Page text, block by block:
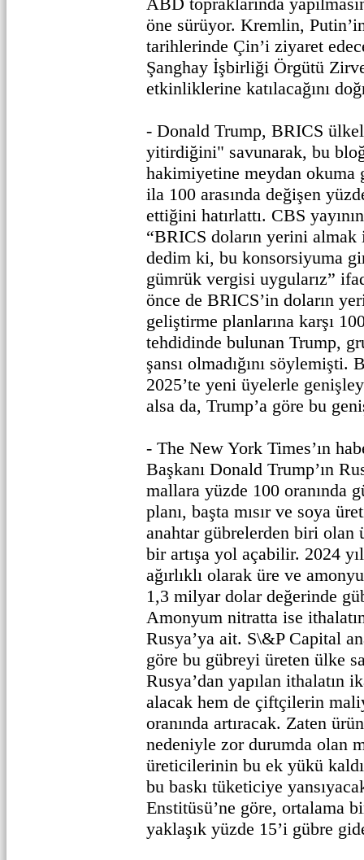
öne sürüyor. Kremlin,
tarihlerinde Çin’i ziyaret
Şanghay İşbirliği Örgütü
etkinliklerine katılacağını
- Donald Trump, BRICS
yitirdiğini" savunarak, bu
hakimiyetine meydan okuma
ila 100 arasında değişen
ettiğini hatırlattı. CBS
“BRICS doların yerini almak
dedim ki, bu konsorsiyuma
gümrük vergisi uygularız”
önce de BRICS’in doların
geliştirme planlarına karşı
tehdidinde bulunan Trump,
şansı olmadığını
2025’te yeni üyelerle
alsa da, Trump’a göre bu
- The New York Times’ın
Başkanı Donald Trump’ın
mallara yüzde 100 oranında
planı, başta mısır ve soya
anahtar gübrelerden biri olan
bir artışa yol açabilir. 2024
ağırlıklı olarak üre ve
1,3 milyar dolar değerinde
Amonyum nitratta ise
Rusya’ya ait. S\&P Capital
göre bu gübreyi üreten ülke
Rusya’dan yapılan ithalatın
alacak hem de çiftçilerin
oranında artıracak. Zaten
nedeniyle zor durumda olan
üreticilerinin bu ek yükü
bu baskı tüketiciye
Enstitüsü’ne göre, ortalama
yaklaşık yüzde 15’i gübre